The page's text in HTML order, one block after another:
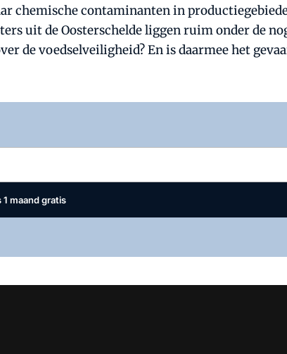
chemische contaminanten in
uit de Oosterschelde liggen ruim onder de
de voedselveiligheid? En is daarmee het
1 maand gratis